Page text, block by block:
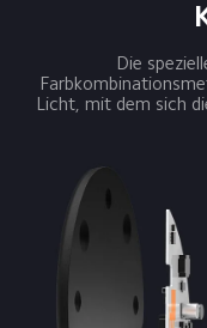
Die
Licht, mit dem sich